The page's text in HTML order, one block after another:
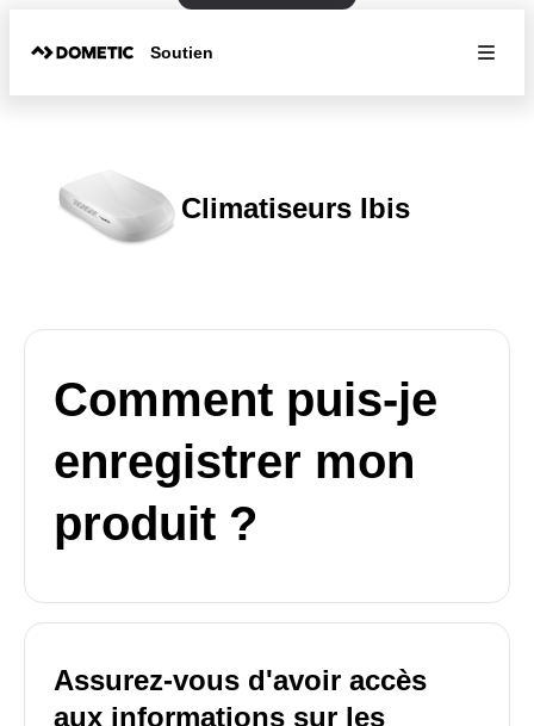
Soutien
Climatiseurs Ibis
Comment puis-je
enregistrer mon
produit ?
Assurez-vous d'avoir accès
aux informations sur les